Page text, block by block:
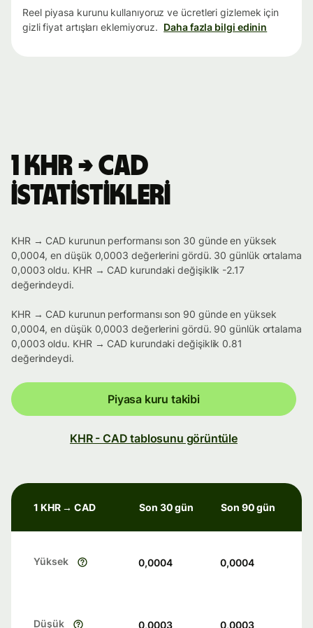
Reel piyasa kurunu kullanıyoruz ve ücretleri gizlemek için
gizli fiyat artışları eklemiyoruz. Daha fazla bilgi edinin
1 KHR → CAD
istatistikleri
KHR → CAD kurunun performansı son 30 günde en yüksek
0,0004, en düşük 0,0003 değerlerini gördü. 30 günlük ortalama
0,0003 oldu. KHR → CAD kurundaki değişiklik -2.17
değerindeydi.
KHR → CAD kurunun performansı son 90 günde en yüksek
0,0004, en düşük 0,0003 değerlerini gördü. 90 günlük ortalama
0,0003 oldu. KHR → CAD kurundaki değişiklik 0.81
değerindeydi.
Piyasa kuru takibi
KHR - CAD tablosunu görüntüle
1 KHR → CAD Son 30 gün Son 90 gün
Yüksek 0,0004 0,0004
Düşük 0,0003 0,0003